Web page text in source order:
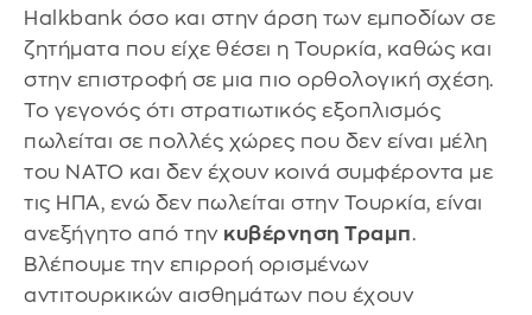
Halkbank όσο και στην άρση των εμποδίων σε
ζητήματα που είχε θέσει η Τουρκία, καθώς και
στην επιστροφή σε μια πιο ορθολογική σχέση.
Το γεγονός ότι στρατιωτικός εξοπλισμός
πωλείται σε πολλές χώρες που δεν είναι μέλη
του ΝΑΤΟ και δεν έχουν κοινά συμφέροντα με
τις ΗΠΑ, ενώ δεν πωλείται στην Τουρκία, είναι
ανεξήγητο από την κυβέρνηση Τραμπ.
Βλέπουμε την επιρροή ορισμένων
αντιτουρκικών αισθημάτων που έχουν